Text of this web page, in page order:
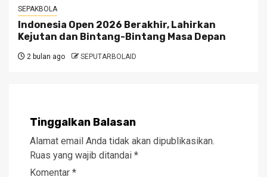
SEPAKBOLA
Indonesia Open 2026 Berakhir, Lahirkan
Kejutan dan Bintang-Bintang Masa Depan
2 bulan ago SEPUTARBOLAID
Tinggalkan Balasan
Alamat email Anda tidak akan dipublikasikan.
Ruas yang wajib ditandai *
Komentar *